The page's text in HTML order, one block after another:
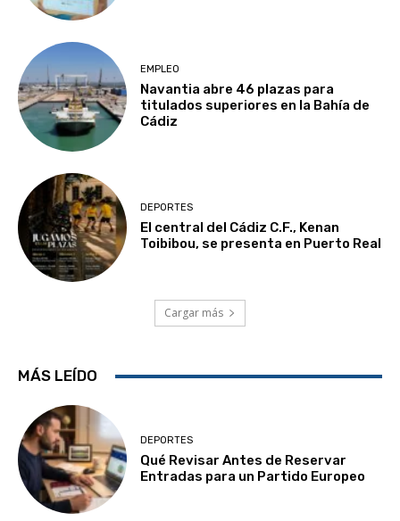
EMPLEO
Navantia abre 46 plazas para
titulados superiores en la Bahía de
Cádiz
DEPORTES
El central del Cádiz C.F., Kenan
Toibibou, se presenta en Puerto Real
Cargar más
MÁS LEÍDO
DEPORTES
Qué Revisar Antes de Reservar
Entradas para un Partido Europeo